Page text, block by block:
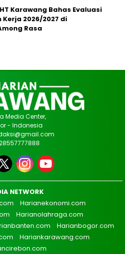
Karawang Bahas Evaluasi
2026/2027 di
Rasa
Media Center,
- Indonesia
NETWORK
Harianekonomi.com
Harianolahraga.com
Harianbogor.com
Hariankarawang.com